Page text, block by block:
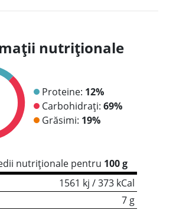
nutriționale
Proteine: 12%
Carbohidrați: 69%
Grăsimi: 19%
nutriționale pentru 100 g
1561 kj / 373 kCal
7 g